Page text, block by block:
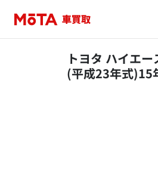
トヨタ ハイエ
(平成23年式)15